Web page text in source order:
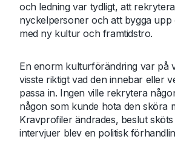
och ledning var tydligt, att
nyckelpersoner och att bygga upp
med ny kultur och framtidstro.
En enorm kulturförändring var på
visste riktigt vad den innebar eller
passa in. Ingen ville rekrytera
någon som kunde hota den sköra
Kravprofiler ändrades, beslut
intervjuer blev en politisk